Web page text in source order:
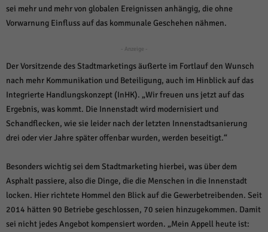
sei mehr und mehr von globalen Ereignissen anhängig, die ohne
Vorwarnung Einfluss auf das kommunale Geschehen nähmen.
- Anzeige -
Der Vorsitzende des Stadtmarketings äußerte im Fortlauf den Wunsch
nach mehr Kommunikation und Beteiligung, auch im Hinblick auf das
Integrierte Handlungskonzept (InHK). „Wir freuen uns jetzt auf das
Ergebnis, was kommt. Die Innenstadt wird modernisiert und
Schandflecken, wie sie leider nach der letzten Innenstadtsanierung
drei oder vier Jahre später offenbar wurden, werden beseitigt.“
Besonders wichtig sei dem Stadtmarketing hierbei, was über dem
Asphalt passiere, also die Dinge, die die Menschen in die Innenstadt
locken. Hier richtete Hommel den Blick auf die Gewerbetreibenden. Seit
2014 hätten 90 Betriebe geschlossen, 70 seien hinzugekommen. Damit
sei nicht jedes Angebot kompensiert worden. „Mein Appell heute ist: